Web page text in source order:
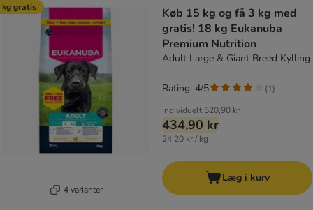
kg gratis
4 varianter
Køb 15 kg og få 3 kg med
gratis! 18 kg Eukanuba
Premium Nutrition
Adult Large & Giant Breed Kylling
Individuelt 520,90 kr
434,90 kr
24,20 kr / kg
Rating: 4/5 (1)
Læg i kurv